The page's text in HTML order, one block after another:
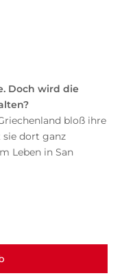
Doch wird die
bloß ihre
sie dort ganz
Leben in San